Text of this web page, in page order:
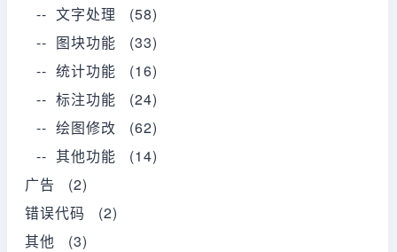
-- 文字处理 (58)
-- 图块功能 (33)
-- 统计功能 (16)
-- 标注功能 (24)
-- 绘图修改 (62)
-- 其他功能 (14)
广告 (2)
错误代码 (2)
其他 (3)